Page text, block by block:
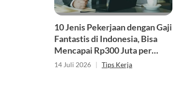
10 Jenis Pekerjaan dengan Gaji
Fantastis di Indonesia, Bisa
Mencapai Rp300 Juta per
Bulan
14 Juli 2026 | Tips Kerja